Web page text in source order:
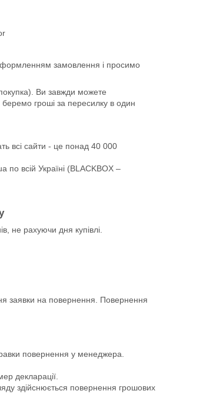
замовлення і просимо
Ви завжди можете
гроші за пересилку в один
всі сайти - це понад 40 000
по всій Україні (BLACKBOX –
не рахуючи дня купівлі.
заявки на повернення. Повернення
повернення у менеджера.
декларації.
здійснюється повернення грошових